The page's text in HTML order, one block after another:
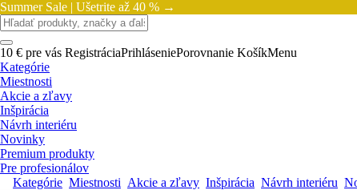
Summer Sale | Ušetrite až 40 % →
10 € pre vás RegistráciaPrihláseniePorovnanie KošíkMenu
Kategórie
Miestnosti
Akcie a zľavy
Inšpirácia
Návrh interiéru
Novinky
Premium produkty
Pre profesionálov
Kategórie Miestnosti Akcie a zľavy Inšpirácia Návrh interiéru